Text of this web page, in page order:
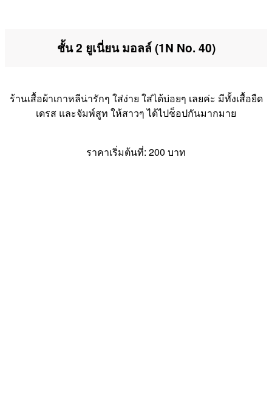
ชั้น 2 ยูเนี่ยน มอลล์ (1N No. 40)
ร้านเสื้อผ้าเกาหลีน่ารักๆ ใส่ง่าย ใส่ได้บ่อยๆ เลยค่ะ มีทั้งเสื้อยืด
เดรส และจัมพ์สูท ให้สาวๆ ได้ไปช็อปกันมากมาย
ราคาเริ่มต้นที่: 200 บาท